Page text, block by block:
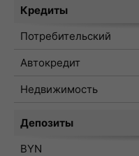
Кредиты
Потребительский
Автокредит
Недвижимость
Депозиты
BYN